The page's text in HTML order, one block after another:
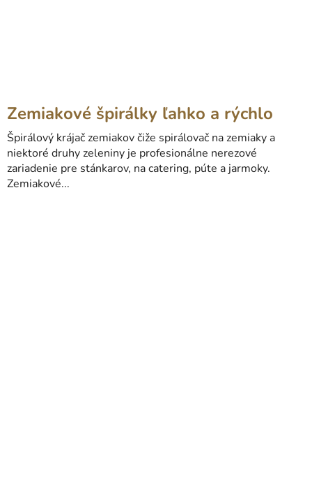
Zemiakové špirálky ľahko a rýchlo
Špirálový krájač zemiakov čiže spirálovač na zemiaky a
niektoré druhy zeleniny je profesionálne nerezové
zariadenie pre stánkarov, na catering, púte a jarmoky.
Zemiakové...